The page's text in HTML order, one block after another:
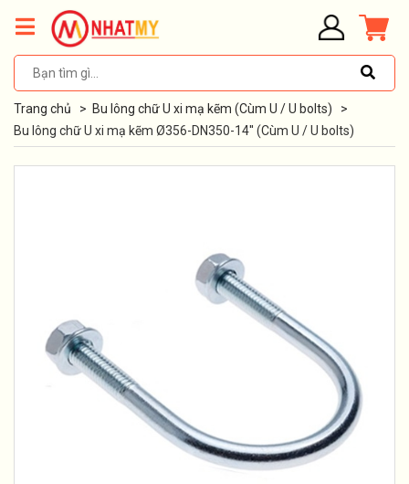
Trang chủ > Bu lông chữ U xi mạ kẽm (Cùm U / U bolts)
>
Bu lông chữ U xi mạ kẽm Ø356-DN350-14'' (Cùm U / U bolts)